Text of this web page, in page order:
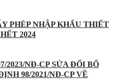
PHÉP NHẬP KHẨU THIẾT
2024
2023/NĐ-CP SỬA ĐỔI BỔ
98/2021/NĐ-CP VỀ